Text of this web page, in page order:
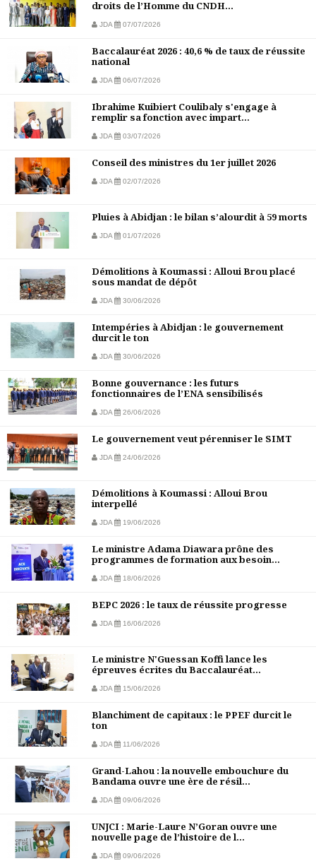
droits de l’Homme du CNDH...
JDA 07/07/2026
Baccalauréat 2026 : 40,6 % de taux de réussite
national
JDA 06/07/2026
Ibrahime Kuibiert Coulibaly s'engage à
remplir sa fonction avec impart...
JDA 03/07/2026
Conseil des ministres du 1er juillet 2026
JDA 02/07/2026
Pluies à Abidjan : le bilan s’alourdit à 59 morts
JDA 01/07/2026
Démolitions à Koumassi : Alloui Brou placé
sous mandat de dépôt
JDA 30/06/2026
Intempéries à Abidjan : le gouvernement
durcit le ton
JDA 30/06/2026
Bonne gouvernance : les futurs
fonctionnaires de l’ENA sensibilisés
JDA 26/06/2026
Le gouvernement veut pérenniser le SIMT
JDA 24/06/2026
Démolitions à Koumassi : Alloui Brou
interpellé
JDA 19/06/2026
Le ministre Adama Diawara prône des
programmes de formation aux besoin...
JDA 18/06/2026
BEPC 2026 : le taux de réussite progresse
JDA 16/06/2026
Le ministre N'Guessan Koffi lance les
épreuves écrites du Baccalauréat...
JDA 15/06/2026
Blanchiment de capitaux : le PPEF durcit le
ton
JDA 11/06/2026
Grand-Lahou : la nouvelle embouchure du
Bandama ouvre une ère de résil...
JDA 09/06/2026
UNJCI : Marie-Laure N’Goran ouvre une
nouvelle page de l’histoire de l...
JDA 09/06/2026